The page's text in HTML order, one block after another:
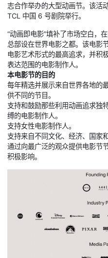
志合作举办的大型动画节。该活
TCL 中国 6 号剧院举行。
“动画即电影”填补了市场空白，
总部设在世界电影之都。该电影
电影艺术形式的最高追求，并积
表达范围的电影制作人。
本电影节的目的
每年精选并展示来自世界各地的
供不同的节目。
支持和鼓励那些利用动画追求独
缚的电影制作人。
支持女性电影制作人。
支持来自不同文化、经济、国家
通过向最广泛的观众提供电影节
积极影响。